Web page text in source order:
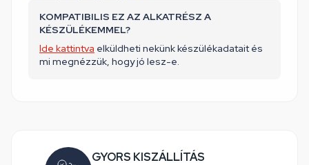
KOMPATIBILIS EZ AZ ALKATRÉSZ A
KÉSZÜLÉKEMMEL?
Ide kattintva elküldheti nekünk készülékadatait és
mi megnézzük, hogy jó lesz-e.
GYORS KISZÁLLÍTÁS